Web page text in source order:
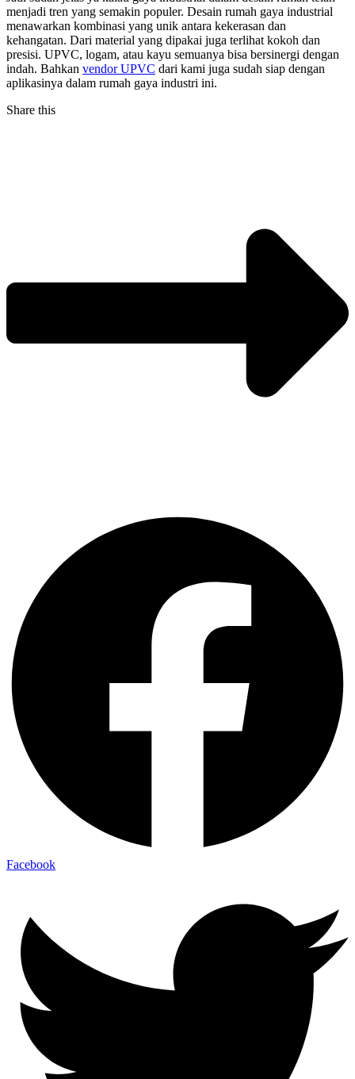
menjadi tren yang semakin populer. Desain rumah gaya industrial
menawarkan kombinasi yang unik antara kekerasan dan
kehangatan. Dari material yang dipakai juga terlihat kokoh dan
presisi. UPVC, logam, atau kayu semuanya bisa bersinergi dengan
indah. Bahkan vendor UPVC dari kami juga sudah siap dengan
aplikasinya dalam rumah gaya industri ini.
Share this
Facebook